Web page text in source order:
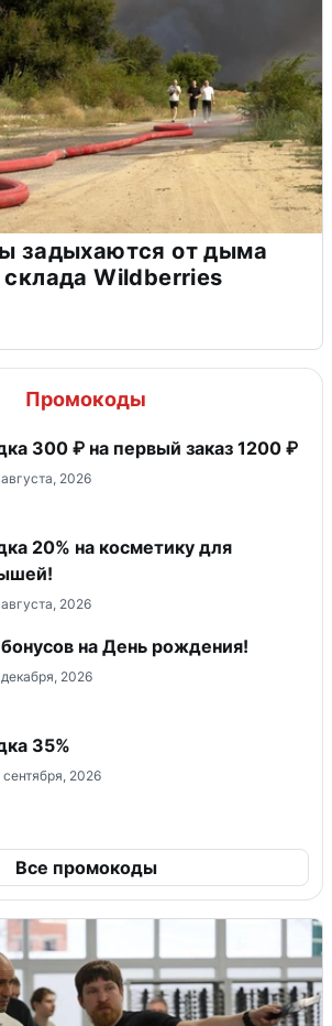
задыхаются от дыма
Wildberries
Промокоды
300 ₽ на первый заказ 1200 ₽
2026
20% на косметику для
2026
на День рождения!
2026
35%
2026
Все промокоды